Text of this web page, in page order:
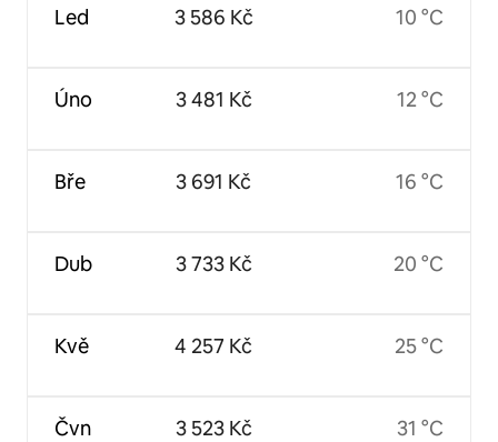
Led
Úno
Bře
Dub
Kvě
Čvn
3 586 Kč
3 481 Kč
3 691 Kč
3 733 Kč
4 257 Kč
3 523 Kč
10 °C
12 °C
16 °C
20 °C
25 °C
31 °C